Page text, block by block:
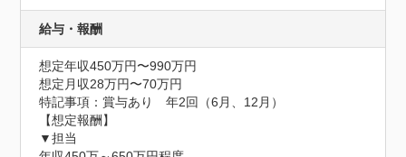
給与・報酬
想定年収450万円〜990万円
想定月収28万円〜70万円
特記事項：賞与あり　年2回（6月、12月）
【想定報酬】
▼担当